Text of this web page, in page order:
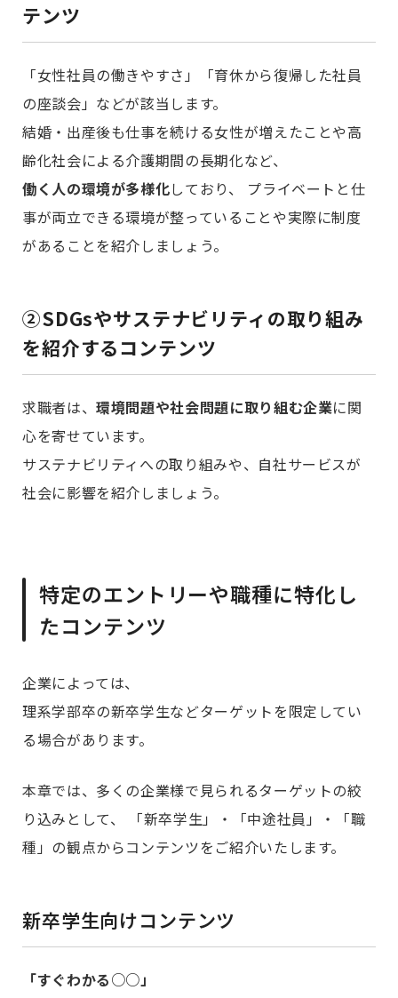
テンツ
「女性社員の働きやすさ」「育休から復帰した社員
の座談会」などが該当します。
結婚・出産後も仕事を続ける女性が増えたことや高
齢化社会による介護期間の長期化など、
働く人の環境が多様化しており、 プライベートと仕
事が両立できる環境が整っていることや実際に制度
があることを紹介しましょう。
②SDGsやサステナビリティの取り組み
を紹介するコンテンツ
求職者は、環境問題や社会問題に取り組む企業に関
心を寄せています。
サステナビリティへの取り組みや、自社サービスが
社会に影響を紹介しましょう。
特定のエントリーや職種に特化し
たコンテンツ
企業によっては、
理系学部卒の新卒学生などターゲットを限定してい
る場合があります。
本章では、多くの企業様で見られるターゲットの絞
り込みとして、 「新卒学生」・「中途社員」・「職
種」の観点からコンテンツをご紹介いたします。
新卒学生向けコンテンツ
「すぐわかる○○」